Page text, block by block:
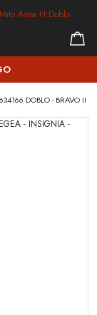
DOBLO - BRAVO II -